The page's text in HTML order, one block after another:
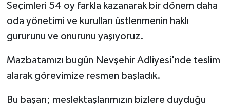
Seçimleri 54 oy farkla kazanarak bir dönem daha
oda yönetimi ve kurulları üstlenmenin haklı
gururunu ve onurunu yaşıyoruz.
Mazbatamızı bugün Nevşehir Adliyesi'nde teslim
alarak görevimize resmen başladık.
Bu başarı; meslektaşlarımızın bizlere duyduğu